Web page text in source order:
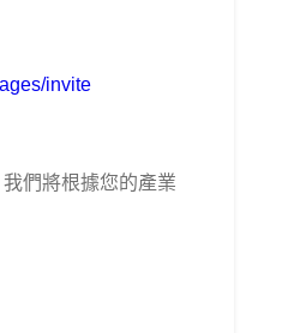
invite
我們將根據您的產業